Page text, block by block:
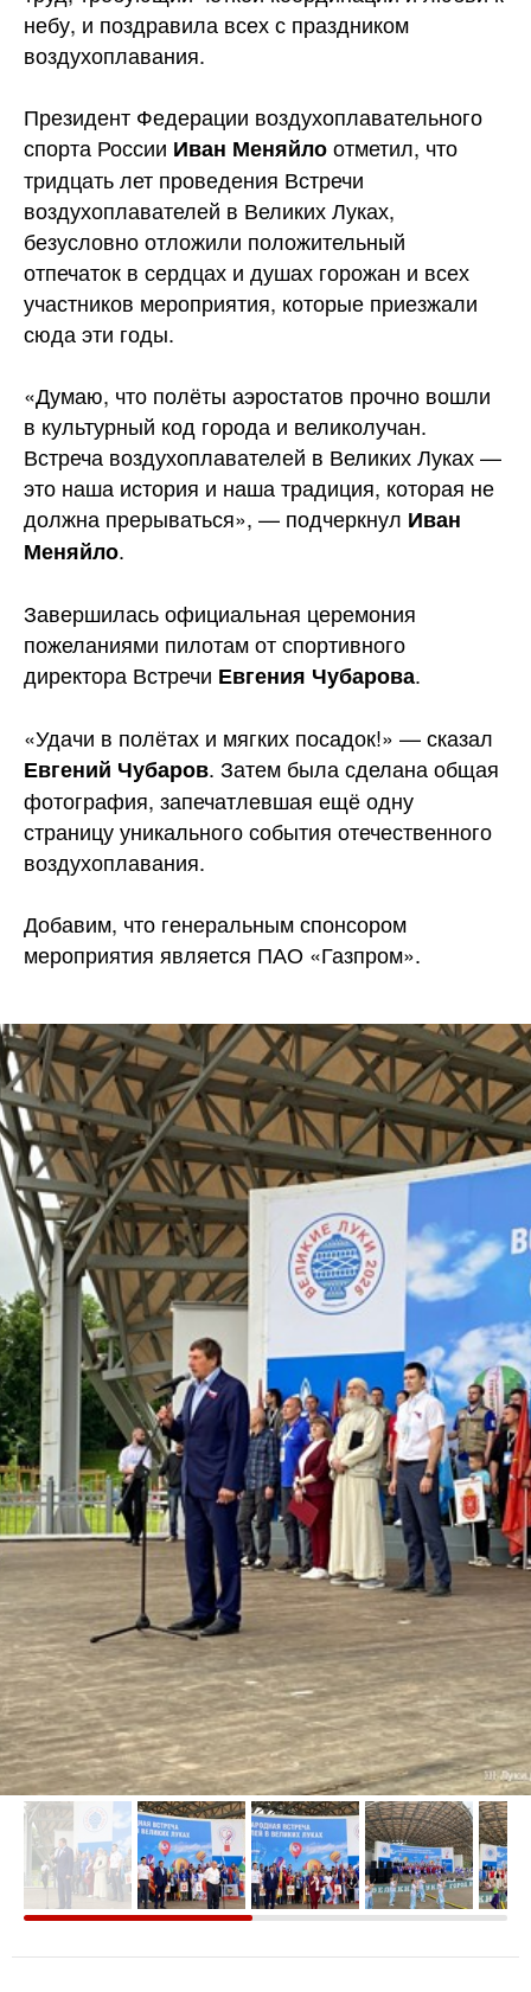
небу, и поздравила всех с праздником
воздухоплавания.
Президент Федерации воздухоплавательного
спорта России Иван Меняйлоотметил, что
тридцать лет проведения Встречи
воздухоплавателей в Великих Луках,
безусловно отложили положительный
отпечаток в сердцах и душах горожан и всех
участников мероприятия, которые приезжали
сюда эти годы.
«Думаю, что полёты аэростатов прочно вошли
в культурный код города и великолучан.
Встреча воздухоплавателей в Великих Луках —
это наша история и наша традиция, которая не
должна прерываться», — подчеркнул Иван
Меняйло.
Завершилась официальная церемония
пожеланиями пилотам от спортивного
директора Встречи Евгения Чубарова.
«Удачи в полётах и мягких посадок!» — сказал
Евгений Чубаров. Затем была сделана общая
фотография, запечатлевшая ещё одну
страницу уникального события отечественного
воздухоплавания.
Добавим, что генеральным спонсором
мероприятия является ПАО «Газпром».